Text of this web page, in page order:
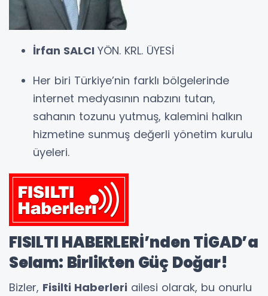
İrfan SALCI YÖN. KRL. ÜYESİ
Her biri Türkiye’nin farklı bölgelerinde
internet medyasının nabzını tutan,
sahanın tozunu yutmuş, kalemini halkın
hizmetine sunmuş değerli yönetim kurulu
üyeleri.
FISILTI HABERLERİ’nden TİGAD’a
Selam: Birlikten Güç Doğar!
Bizler, Fisilti Haberleri ailesi olarak, bu onurlu